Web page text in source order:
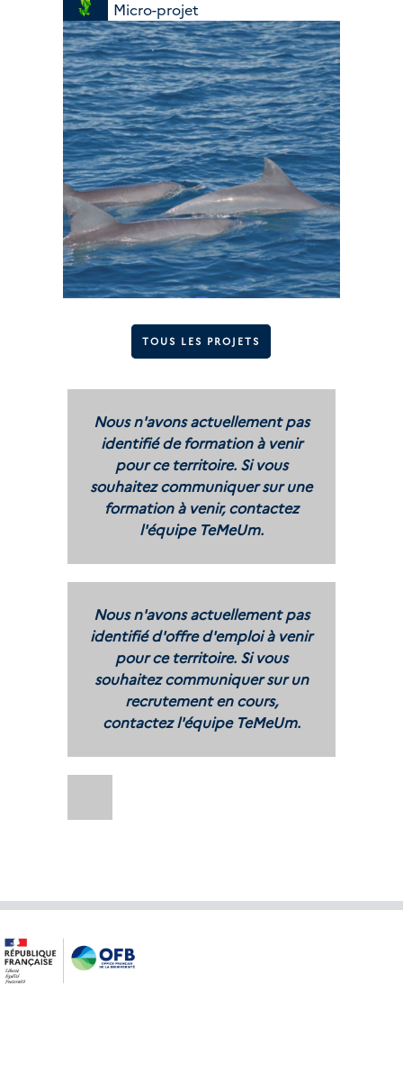
Micro-projet
TOUS LES PROJETS
Nous n'avons actuellement pas
identifié de formation à venir
pour ce territoire. Si vous
souhaitez communiquer sur une
formation à venir, contactez
l'équipe TeMeUm.
Nous n'avons actuellement pas
identifié d'offre d'emploi à venir
pour ce territoire. Si vous
souhaitez communiquer sur un
recrutement en cours,
contactez l'équipe TeMeUm.